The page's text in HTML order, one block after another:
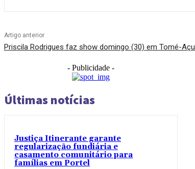
Artigo anterior
Priscila Rodrigues faz show domingo (30) em Tomé-Açu
- Publicidade -
Últimas notícias
Justiça Itinerante garante
regularização fundiária e
casamento comunitário para
famílias em Portel